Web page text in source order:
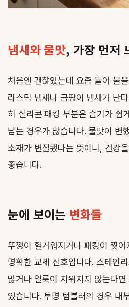
냄새와 물맛, 가장 먼저
처음엔 괜찮았는데 요즘 들어 물
라스틱 냄새나 곰팡이 냄새가 난
히 실리콘 패킹 부분은 습기가 쉽
남는 경우가 많습니다. 물맛이 변
소재가 변질됐다는 뜻이니, 건강
좋습니다.
눈에 보이는 변화들
뚜껑이 헐거워지거나 패킹이 찢
명확한 교체 신호입니다. 스테인
많거나 얼룩이 지워지지 않는다
있습니다. 투명 텀블러의 경우 내